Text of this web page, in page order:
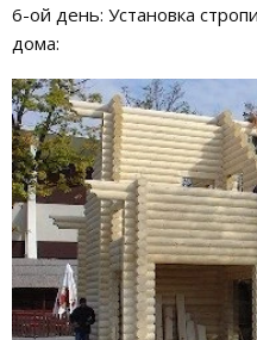
6-ой день: Установка
дома: